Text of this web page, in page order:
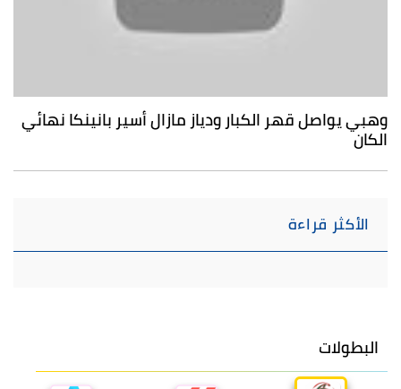
وهبي يواصل قهر الكبار ودياز مازال أسير بانينكا نهائي
الكان
الأكثر قراءة
البطولات